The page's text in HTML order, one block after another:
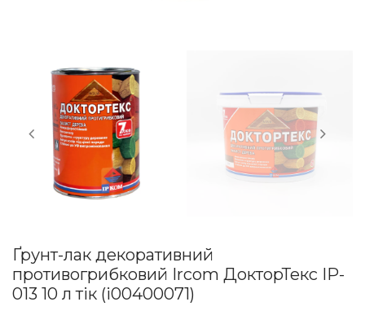
Ґрунт-лак декоративний
противогрибковий Ircom ДокторТекс IP-
013 10 л тік (i00400071)